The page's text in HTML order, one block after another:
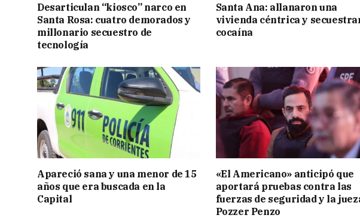
Desarticulan “kiosco” narco en
Santa Rosa: cuatro demorados y
millonario secuestro de
tecnología
Santa Ana: allanaron una
vivienda céntrica y
cocaína
Apareció sana y una menor de 15
años que era buscada en la
Capital
«El Americano» anticipó que
aportará pruebas contra las
fuerzas de seguridad y la
Pozzer Penzo